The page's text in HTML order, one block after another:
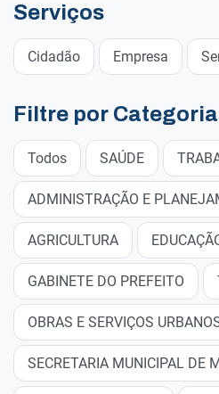
Serviços
Cidadão Empresa
Filtre por
Todos SAÚDE
ADMINISTRAÇÃO E
AGRICULTURA
GABINETE DO PREFEITO
OBRAS E SERVIÇOS
SECRETARIA MUNICIPAL DE